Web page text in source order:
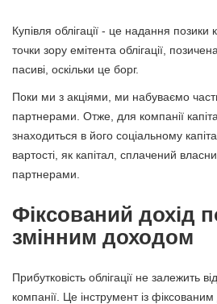
Купівля облігації - це надання позики
точки зору емітента облігації,
пасиві, оскільки це борг.
Поки ми з акціями, ми набуваємо
партнерами. Отже, для компанії
знаходиться в його соціальному
вартості, як капітал, сплачений
партнерами.
Фіксований дохід
змінним доходом
Прибутковість облігації не залежить
компанії. Це інструмент із